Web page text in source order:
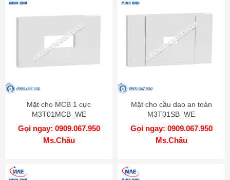
Mặt cho MCB 1 cực
M3T01MCB_WE
Gọi ngay: 0909.067.950
Ms.Châu
Mặt cho cầu dao an toàn
M3T01SB_WE
Gọi ngay: 0909.067.950
Ms.Châu